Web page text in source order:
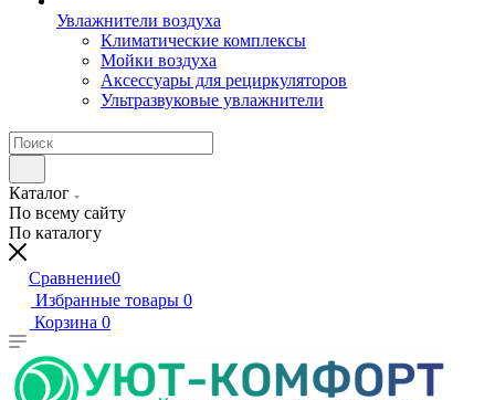
Увлажнители воздуха
Климатические комплексы
Мойки воздуха
Аксессуары для рециркуляторов
Ультразвуковые увлажнители
Каталог
По всему сайту
По каталогу
Сравнение0
Избранные товары 0
Корзина 0